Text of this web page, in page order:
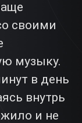
своими
музыку.
в день
внутрь
и не